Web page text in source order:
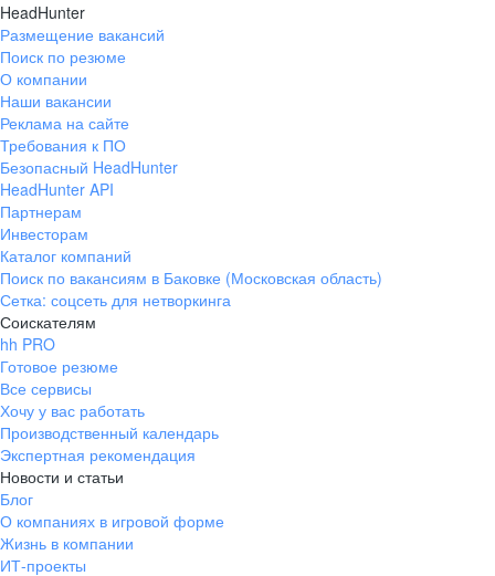
HeadHunter
Размещение вакансий
Поиск по резюме
О компании
Наши вакансии
Реклама на сайте
Требования к ПО
Безопасный HeadHunter
HeadHunter API
Партнерам
Инвесторам
Каталог компаний
Поиск по вакансиям в Баковке (Московская область)
Сетка: соцсеть для нетворкинга
Соискателям
hh PRO
Готовое резюме
Все сервисы
Хочу у вас работать
Производственный календарь
Экспертная рекомендация
Новости и статьи
Блог
О компаниях в игровой форме
Жизнь в компании
ИТ-проекты